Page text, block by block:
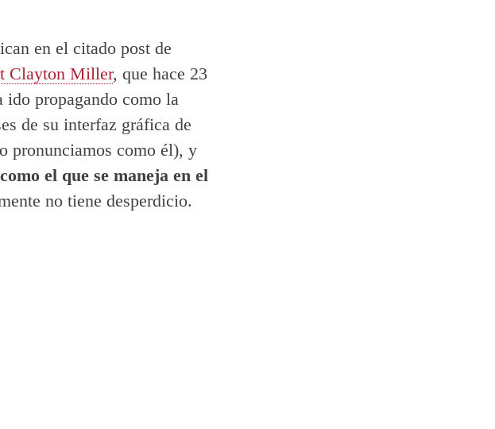
en el citado post de
Clayton Miller, que hace 23
ido propagando como la
de su interfaz gráfica de
pronunciamos como él), y
el que se maneja en el
no tiene desperdicio.